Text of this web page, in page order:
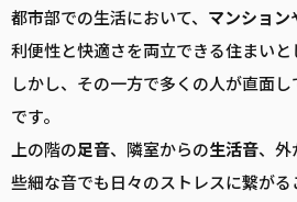
都市部での生活において、 マンション
利便性と快適さを両立できる住まいと
しかし、その一方で多くの人が直面
です。
上の階の足音、隣室からの生活音、外
些細な音でも日々のストレスに繋がる